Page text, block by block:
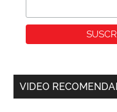
VIDEO